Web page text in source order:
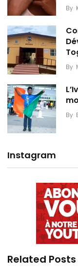
By
By
By
Instagram
Related Posts